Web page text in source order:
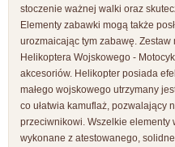
stoczenie ważnej walki oraz
Elementy zabawki mogą także
urozmaicając tym zabawę. Zestaw
Helikoptera Wojskowego -
akcesoriów. Helikopter posiada
małego wojskowego utrzymany
co ułatwia kamuflaż, pozwalający
przeciwnikowi. Wszelkie elementy
wykonane z atestowanego,